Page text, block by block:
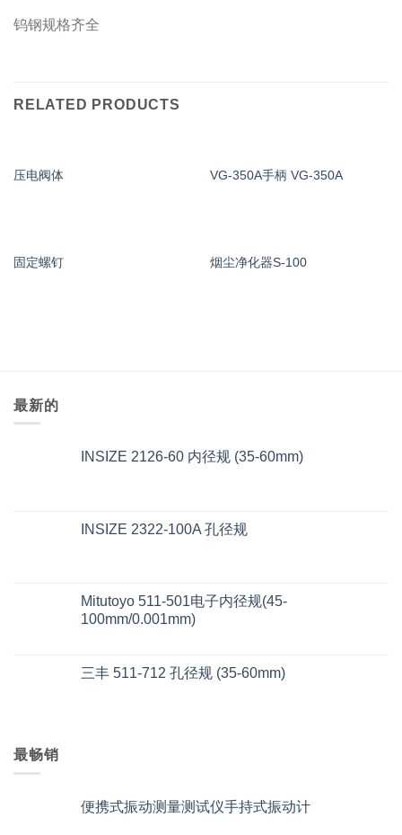
钨钢规格齐全
RELATED PRODUCTS
压电阀体 VG-350A手柄 VG-350A
固定螺钉 烟尘净化器S-100
最新的
INSIZE 2126-60 内径规 (35-60mm)
INSIZE 2322-100A 孔径规
Mitutoyo 511-501电子内径规(45-
100mm/0.001mm)
三丰 511-712 孔径规 (35-60mm)
最畅销
便携式振动测量测试仪手持式振动计